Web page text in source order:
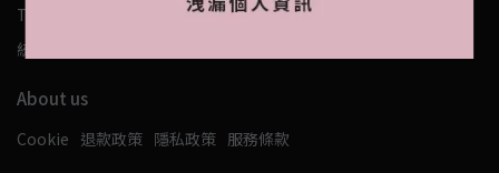
Taipei City 100015, Taiwan (R.O.C.)
統一編號：12325806
About us
Cookie 退款政策 隱私政策 服務條款